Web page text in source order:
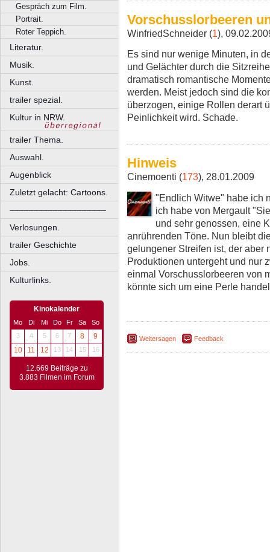
Gespräch zum Film.
Portrait.
Roter Teppich.
Literatur.
Musik.
Kunst.
trailer spezial.
Kultur in NRW.
trailer Thema.
Auswahl.
Augenblick
Zuletzt gelacht: Cartoons.
––––––––––––––––––––
Verlosungen.
trailer Geschichte
Jobs.
Kulturlinks.
Kinokalender
Mo Di Mi Do Fr Sa
So
3
4 5 6 7 8
9
10
11 12 13 14 15 16
12.669 Beiträge zu
3.883 Filmen im Forum
Vorschusslorbeeren
WinfriedSchneider (1),
Es sind nur wenige Minuten, in
und Gelächter durch die
dramatisch romantische
werden. Meist jedoch sind die
überzogen, einige Rollen derart
Peinlichkeit wird. Schade.
Hinweis
Cinemoenti (173), 28.01.2009
"Endlich Witwe" habe ich
ich habe von Mergault
und sehr genossen, eine
anrührenden Töne. Nun bleibt
gelungener Streifen ist, der aber
Produktionen untergeht und nur
einmal Vorschusslorbeeren von
könnte sich um eine Perle
Weitersagen Feedback